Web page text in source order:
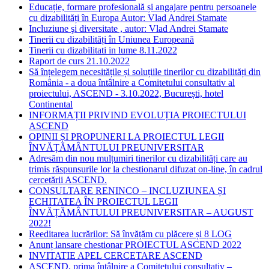
Educație, formare profesională și angajare pentru persoanele
cu dizabilități în Europa Autor: Vlad Andrei Stamate
Incluziune şi diversitate , autor: Vlad Andrei Stamate
Tinerii cu dizabilități în Uniunea Europeană
Tinerii cu dizabilitati in lume 8.11.2022
Raport de curs 21.10.2022
Să înțelegem necesitățile și soluțiile tinerilor cu dizabilități din
România - a doua întâlnire a Comitetului consultativ al
proiectului, ASCEND - 3.10.2022, București, hotel
Continental
INFORMAȚII PRIVIND EVOLUȚIA PROIECTULUI
ASCEND
OPINII ȘI PROPUNERI LA PROIECTUL LEGII
ÎNVĂȚĂMÂNTULUI PREUNIVERSITAR
Adresăm din nou mulțumiri tinerilor cu dizabilități care au
trimis răspunsurile lor la chestionarul difuzat on-line, în cadrul
cercetării ASCEND.
CONSULTARE RENINCO – INCLUZIUNEA ȘI
ECHITATEA ÎN PROIECTUL LEGII
ÎNVĂȚĂMÂNTULUI PREUNIVERSITAR – AUGUST
2022!
Reeditarea lucrărilor: Să învățăm cu plăcere și 8 LOG
Anunț lansare chestionar PROIECTUL ASCEND 2022
INVITATIE APEL CERCETARE ASCEND
ASCEND, prima întâlnire a Comitetului consultativ –